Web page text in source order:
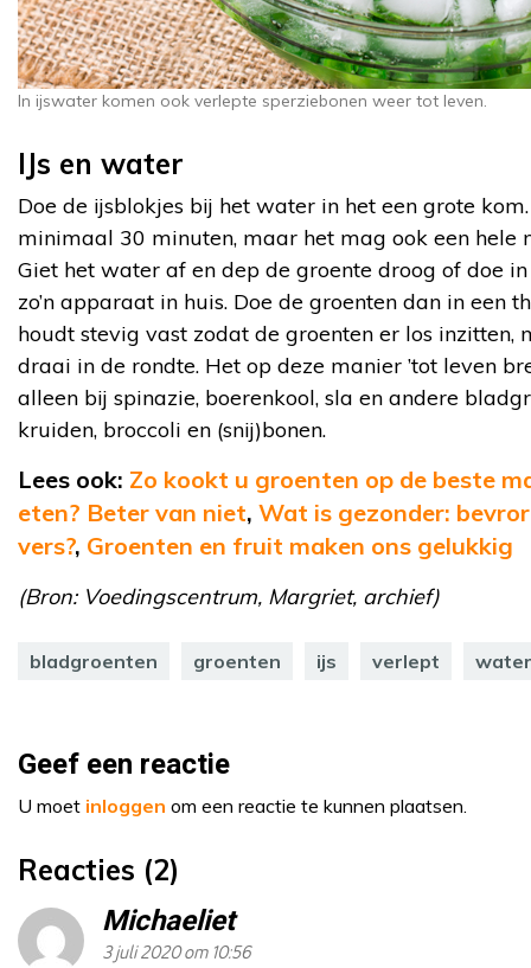
In ijswater komen ook verlepte sperziebonen weer tot leven.
IJs en water
Doe de ijsblokjes bij het water in het een grote
minimaal 30 minuten, maar het mag ook een hele
Giet het water af en dep de groente droog of doe
zo’n apparaat in huis. Doe de groenten dan in een
houdt stevig vast zodat de groenten er los inzitten,
draai in de rondte. Het op deze manier ’tot leven
alleen bij spinazie, boerenkool, sla en andere
kruiden, broccoli en (snij)bonen.
Lees ook: Zo kookt u groenten op de beste
eten? Beter van niet, Wat is gezonder:
vers?, Groenten en fruit maken ons gelukkig
(Bron: Voedingscentrum, Margriet, archief)
bladgroenten groenten ijs verlept water
Geef een reactie
U moet inloggen om een reactie te kunnen plaatsen.
Reacties (2)
Michaeliet
3 juli 2020 om 10:56